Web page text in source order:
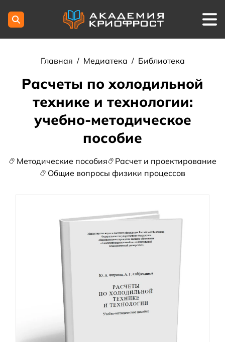
Главная / Медиатека / Библиотека
Расчеты по холодильной
технике и технологии:
учебно-методическое
пособие
Методические пособия
Расчет и проектирование
Общие вопросы физики процессов